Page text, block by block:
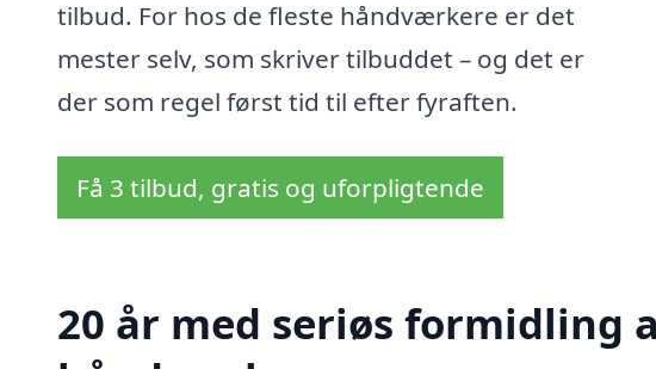
tilbud. For hos de fleste håndværkere er det
mester selv, som skriver tilbuddet – og det er
der som regel først tid til efter fyraften.
Få 3 tilbud, gratis og uforpligtende
20 år med seriøs formidling